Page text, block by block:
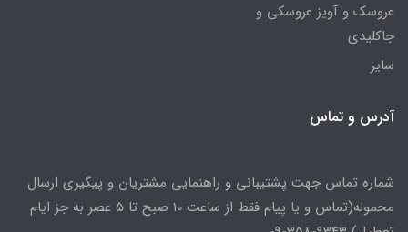
عروسک و آویز عروسکی و
جاکلیدی
سایر
آدرس و تماس
شماره تماس جهت پشتیبانی و راهنمایی مشتریان و پیگیری ارسال
محموله(تماس و یا پیام فقط از ساعت ۱۰ صبح تا ۵ عصر به جز ایام